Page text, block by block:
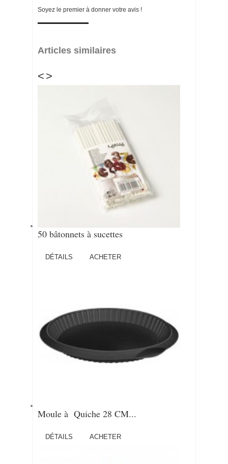
Soyez le premier à donner votre avis !
Articles similaires
< >
50 bâtonnets à sucettes
DÉTAILS ACHETER
Moule à Quiche 28 CM...
DÉTAILS ACHETER